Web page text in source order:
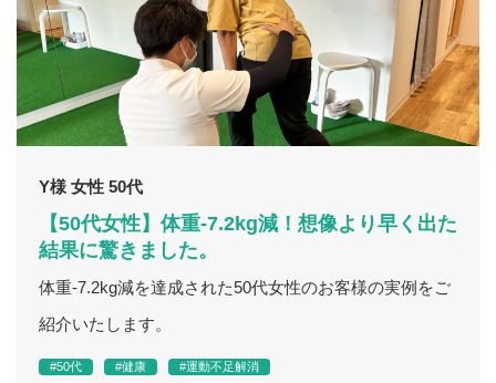
Y様 女性 50代
【50代女性】体重-7.2kg減！想像より早く出た
結果に驚きました。
体重-7.2kg減を達成された50代女性のお客様の実例をご
紹介いたします。
#50代 #健康 #運動不足解消